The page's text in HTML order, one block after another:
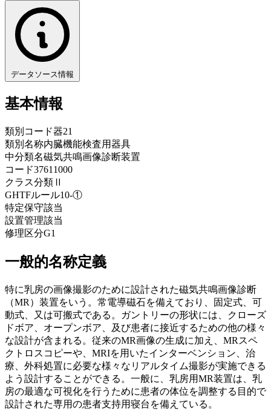
データソース情報
基本情報
類別コード器21
類別名称内臓機能検査用器具
中分類名磁気共鳴画像診断装置
コード37611000
クラス分類 Ⅱ
GHTFルール10-①
特定保守該当
設置管理該当
修理区分G1
一般的名称定義
特に乳房の画像撮影のために設計された磁気共鳴画像診断
（MR）装置をいう。常電導磁石を備えており、固定式、可
動式、又は可搬式である。ガントリーの形状には、クローズ
ドボア、オープンボア、及び患者に接近するための他の様々
な設計が含まれる。従来のMR画像の生成に加え、MRスペ
クトロスコピーや、MRIを用いたインターベンション、治
療、外科処置に必要な様々なリアルタイム撮影が実施できる
よう設計することができる。一般に、乳房用MR装置は、乳
房の最適な可視化を行うために患者の体位を調整する目的で
設計された専用の患者支持用寝台を備えている。